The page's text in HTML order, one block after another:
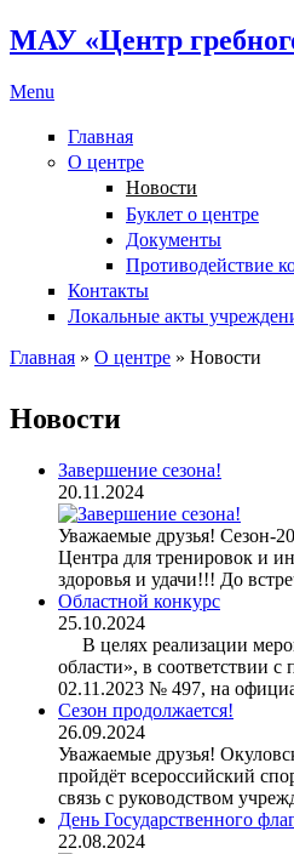
МАУ «Центр
Menu
Главная
О центре
Новости
Буклет о центре
Документы
Противодействие
Контакты
Локальные акты
Главная » О центре » Новости
Новости
Завершение сезона!
20.11.2024
Уважаемые друзья! Сезон-
Центра для тренировок и
здоровья и удачи!!! До
Областной конкурс
25.10.2024
В целях реализации
области», в соответствии
02.11.2023 № 497, на
Сезон продолжается!
26.09.2024
Уважаемые друзья!
пройдёт всероссийский
связь с руководством
День Государственного
22.08.2024